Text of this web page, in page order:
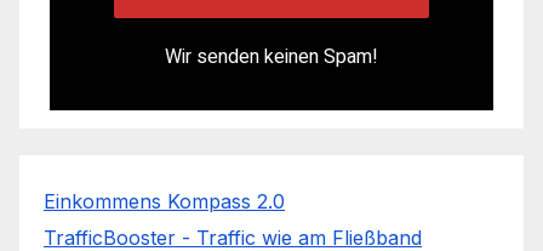
Wir senden keinen Spam!
Einkommens Kompass 2.0
TrafficBooster - Traffic wie am Fließband